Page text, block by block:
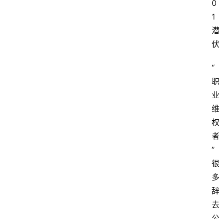
0
1
潜
伏
“
职
业
维
权
者
”
很
多
辞
去